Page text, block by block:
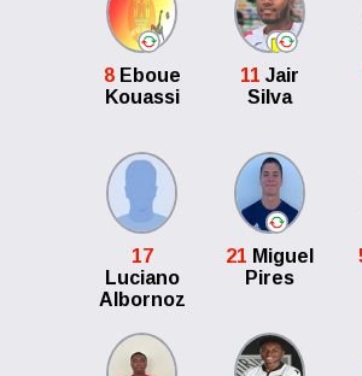
8Eboue
Kouassi
11 Jair
Silva
17
Luciano
Albornoz
21 Miguel
Pires